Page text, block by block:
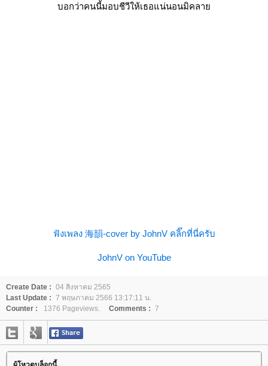
บอกว่าคนนี้มอบชีวีให้เธอแน่นอนมิคลา
ฟังเพลง 海韻-cover by JohnV คลิ๊กที่นี่ครับ
JohnV on YouTube
Create Date : 04 สิงหาคม 2565
Last Update : 7 พฤษภาคม 2566 13:17:11 น.
Counter :
1376 Pageviews. Comments : 7